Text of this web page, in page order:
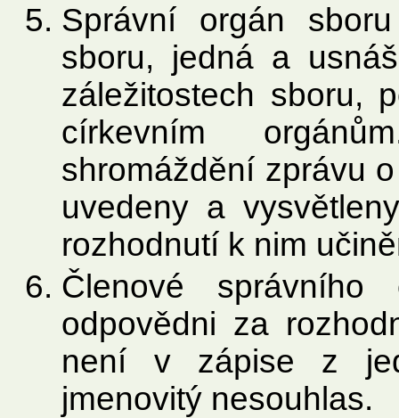
Správní orgán
sboru, jedná a
záležitostech sboru,
církevním
shromáždění zprávu
uvedeny a
rozhodnutí k nim
Členové
odpovědni za
není v zápise z
jmenovitý nesouhlas.